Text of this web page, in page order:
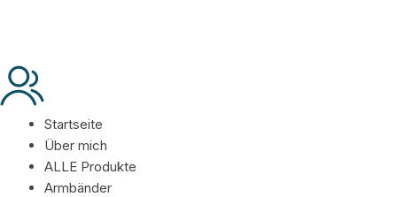
Startseite
Über mich
ALLE Produkte
Armbänder